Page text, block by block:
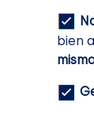
bien